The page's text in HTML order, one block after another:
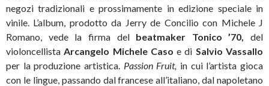
negozi tradizionali e prossimamente in edizione speciale in
vinile. L’album, prodotto da Jerry de Concilio con Michele J
Romano, vede la firma del beatmaker Tonico ’70,
del
violoncellista Arcangelo Michele Casoe di Salvio Vassallo
per la produzione artistica. Passion Fruit, in cui l’artista gioca
con le lingue, passando dal francese all’italiano, dal napoletano